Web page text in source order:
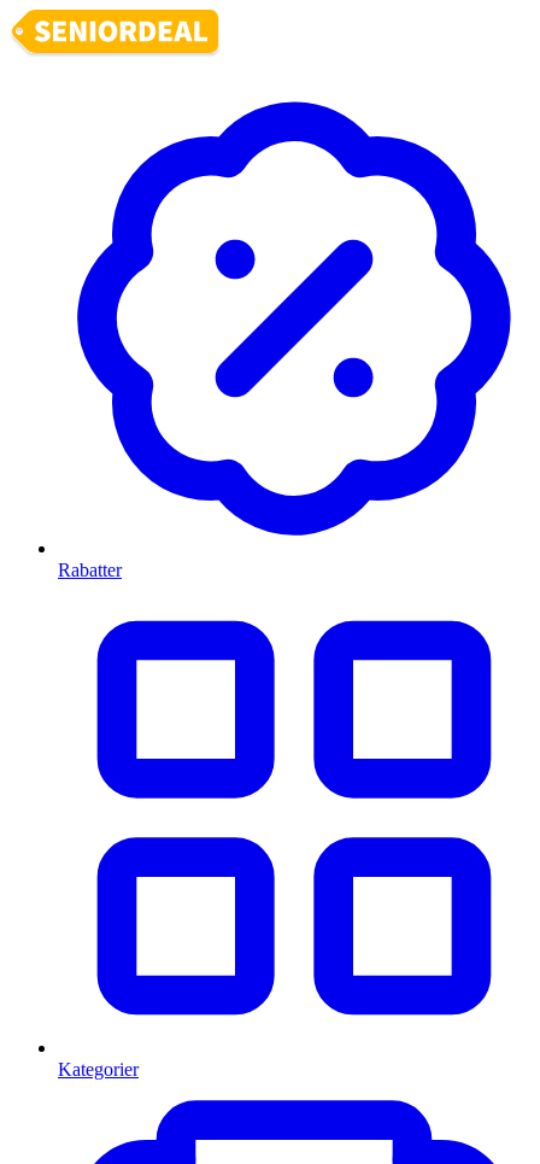
Rabatter
Kategorier